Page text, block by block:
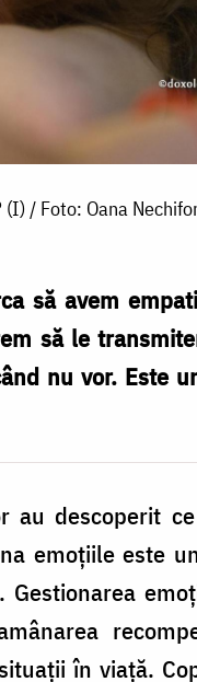
/ Foto: Oana
să avem
să le
nu vor. Este
au descoperit
emoțiile este
în viață.